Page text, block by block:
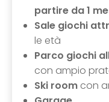
partire da 1
Sale giochi
le età
Parco giochi
con ampio
Ski room con